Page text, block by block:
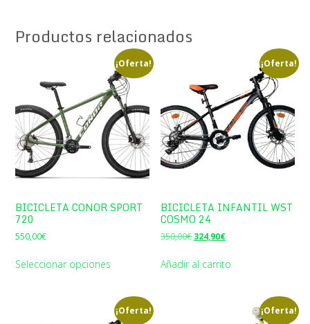
Productos relacionados
¡Oferta!
BICICLETA CONOR SPORT
720
550,00€
Seleccionar opciones
¡Oferta!
BICICLETA INFANTIL WST
COSMO 24
350,00€ El
original
324,90€El
actual
Añadir al carrito
¡Oferta! ¡Oferta!